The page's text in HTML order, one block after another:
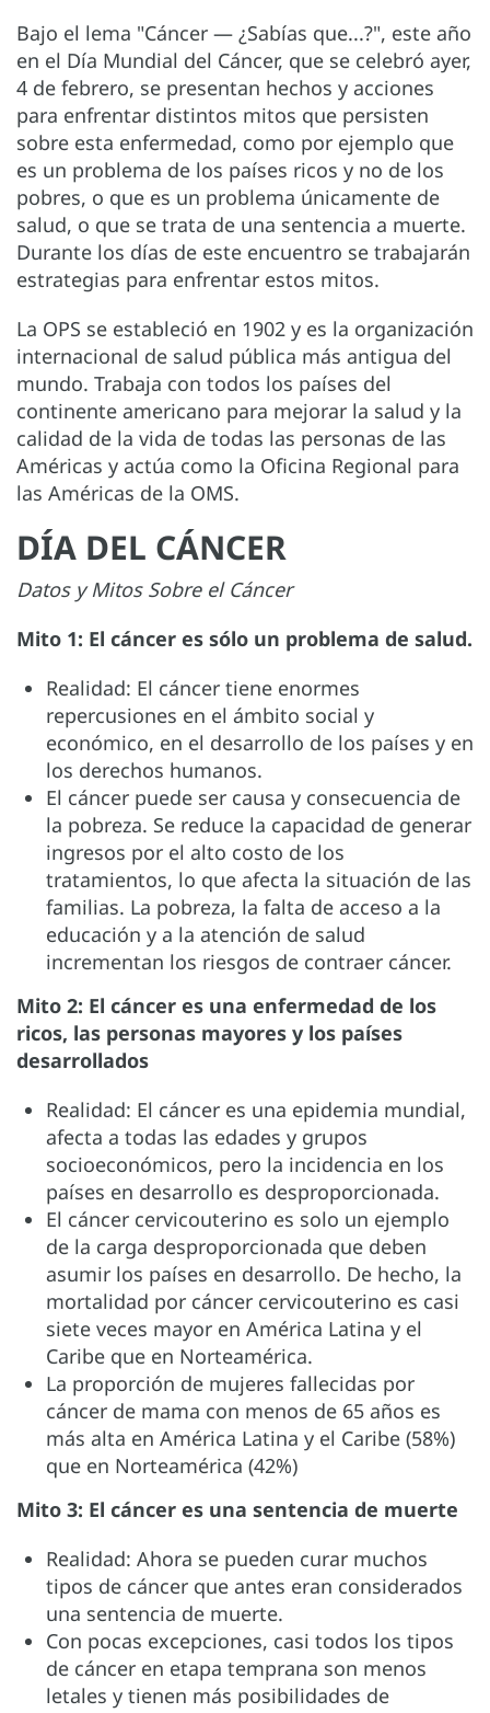
Bajo el lema "Cáncer — ¿Sabías que...?", este año
en el Día Mundial del Cáncer, que se celebró ayer,
4 de febrero, se presentan hechos y acciones
para enfrentar distintos mitos que persisten
sobre esta enfermedad, como por ejemplo que
es un problema de los países ricos y no de los
pobres, o que es un problema únicamente de
salud, o que se trata de una sentencia a muerte.
Durante los días de este encuentro se trabajarán
estrategias para enfrentar estos mitos.
La OPS se estableció en 1902 y es la organización
internacional de salud pública más antigua del
mundo. Trabaja con todos los países del
continente americano para mejorar la salud y la
calidad de la vida de todas las personas de las
Américas y actúa como la Oficina Regional para
las Américas de la OMS.
DÍA DEL CÁNCER
Datos y Mitos Sobre el Cáncer
Mito 1: El cáncer es sólo un problema de salud.
Realidad: El cáncer tiene enormes
repercusiones en el ámbito social y
económico, en el desarrollo de los países y en
los derechos humanos.
El cáncer puede ser causa y consecuencia de
la pobreza. Se reduce la capacidad de generar
ingresos por el alto costo de los
tratamientos, lo que afecta la situación de las
familias. La pobreza, la falta de acceso a la
educación y a la atención de salud
incrementan los riesgos de contraer cáncer.
Mito 2: El cáncer es una enfermedad de los
ricos, las personas mayores y los países
desarrollados
Realidad: El cáncer es una epidemia mundial,
afecta a todas las edades y grupos
socioeconómicos, pero la incidencia en los
países en desarrollo es desproporcionada.
El cáncer cervicouterino es solo un ejemplo
de la carga desproporcionada que deben
asumir los países en desarrollo. De hecho, la
mortalidad por cáncer cervicouterino es casi
siete veces mayor en América Latina y el
Caribe que en Norteamérica.
La proporción de mujeres fallecidas por
cáncer de mama con menos de 65 años es
más alta en América Latina y el Caribe (58%)
que en Norteamérica (42%)
Mito 3: El cáncer es una sentencia de muerte
Realidad: Ahora se pueden curar muchos
tipos de cáncer que antes eran considerados
una sentencia de muerte.
Con pocas excepciones, casi todos los tipos
de cáncer en etapa temprana son menos
letales y tienen más posibilidades de